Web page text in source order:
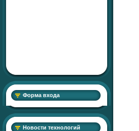
Форма входа
Новости технологий